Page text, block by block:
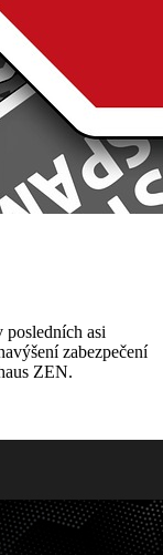
posledních asi
zabezpečení
ZEN.